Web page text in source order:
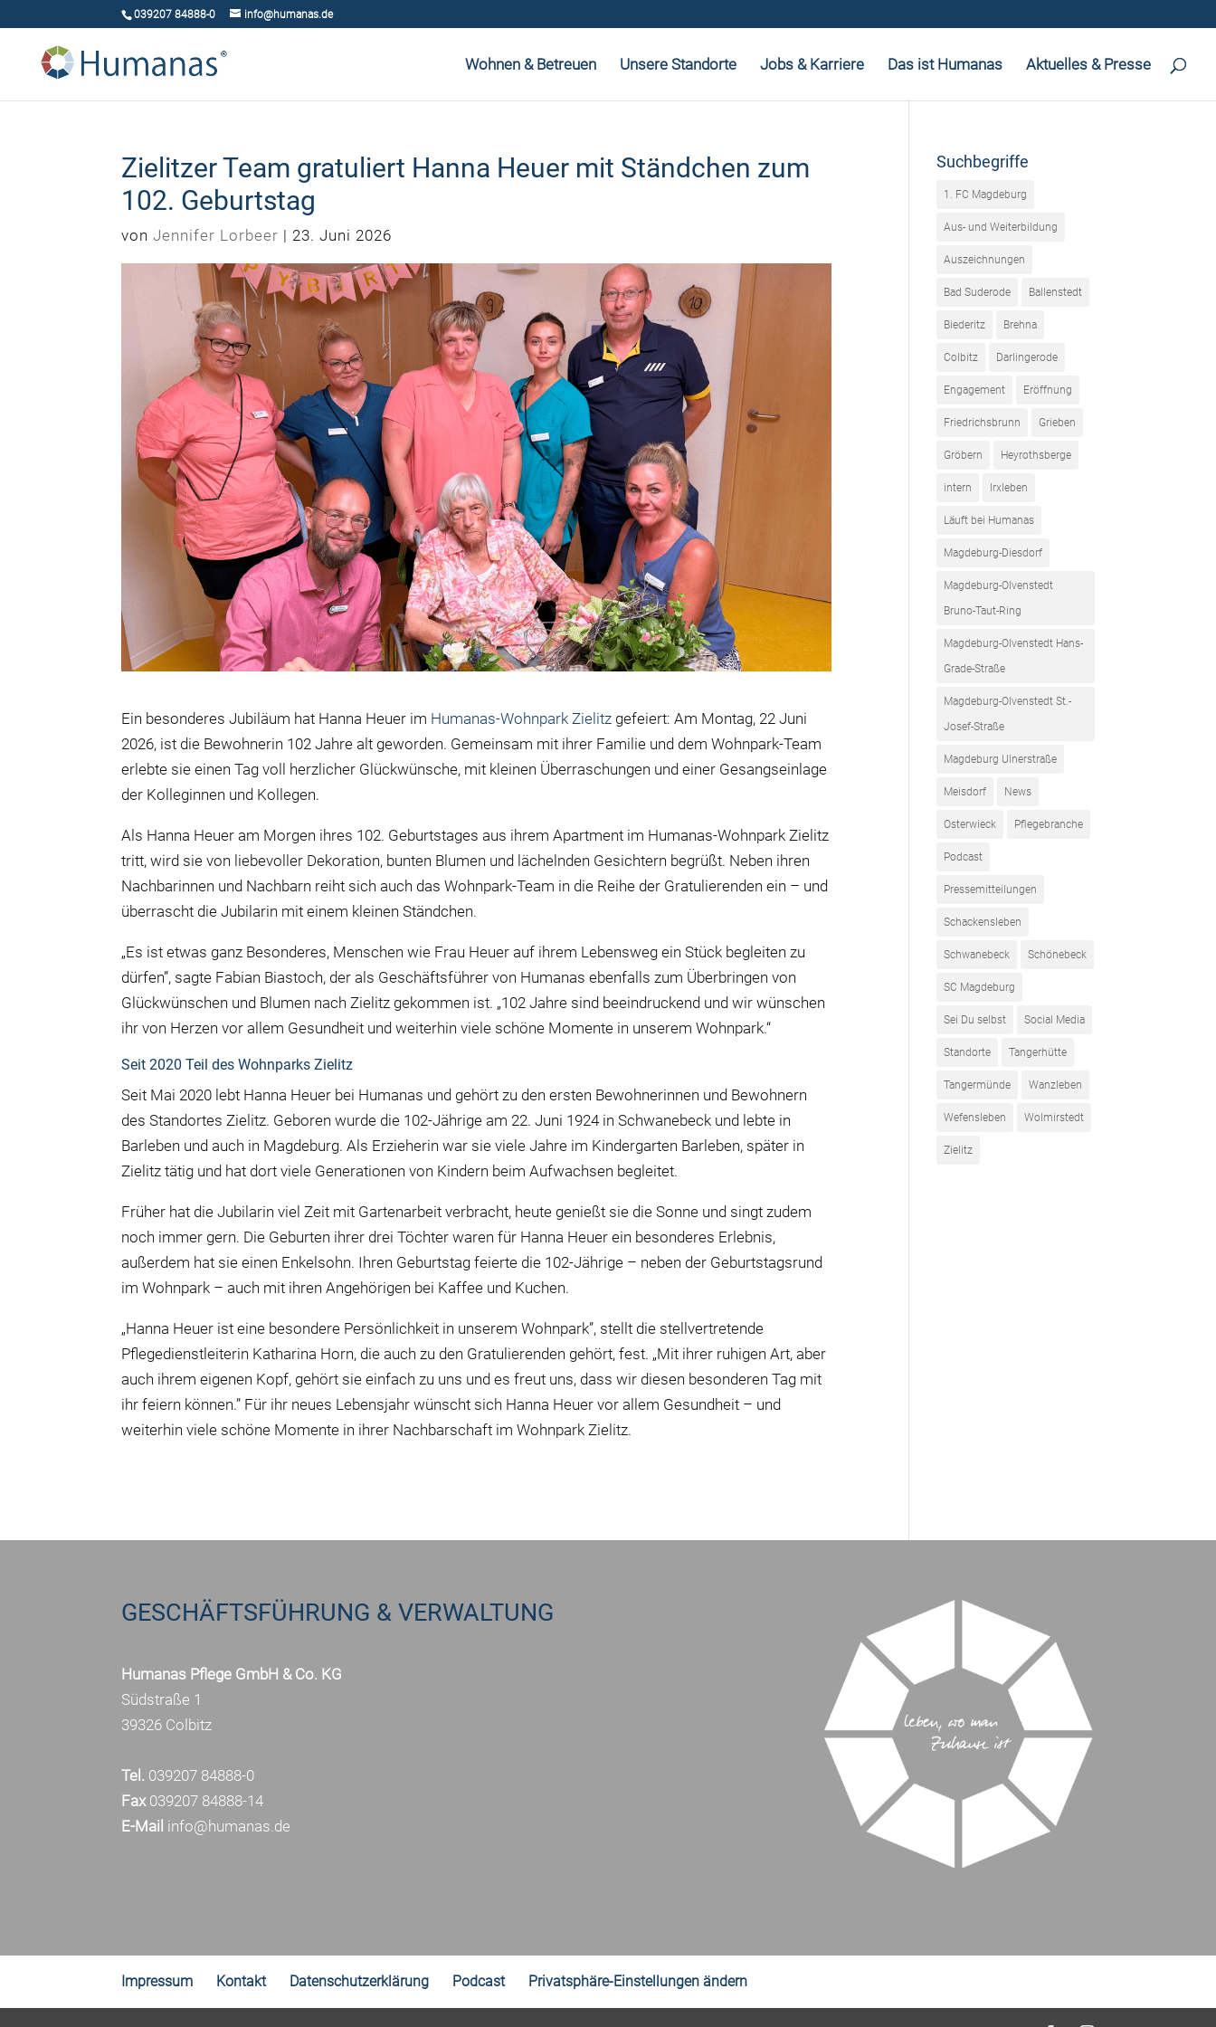
039207 84888-0 info@humanas.de
Wohnen & Betreuen Unsere Standorte Jobs & Karriere Das ist Humanas Aktuelles & Presse
Zielitzer Team gratuliert Hanna Heuer mit Ständchen zum
102. Geburtstag
vonJennifer Lorbeer | 23. Juni 2026
Ein besonderes Jubiläum hat Hanna Heuer im Humanas-Wohnpark Zielitz gefeiert: Am Montag, 22 Juni
2026, ist die Bewohnerin 102 Jahre alt geworden. Gemeinsam mit ihrer Familie und dem Wohnpark-Team
erlebte sie einen Tag voll herzlicher Glückwünsche, mit kleinen Überraschungen und einer Gesangseinlage
der Kolleginnen und Kollegen.
Als Hanna Heuer am Morgen ihres 102. Geburtstages aus ihrem Apartment im Humanas-Wohnpark Zielitz
tritt, wird sie von liebevoller Dekoration, bunten Blumen und lächelnden Gesichtern begrüßt. Neben ihren
Nachbarinnen und Nachbarn reiht sich auch das Wohnpark-Team in die Reihe der Gratulierenden ein – und
überrascht die Jubilarin mit einem kleinen Ständchen.
„Es ist etwas ganz Besonderes, Menschen wie Frau Heuer auf ihrem Lebensweg ein Stück begleiten zu
dürfen”, sagte Fabian Biastoch, der als Geschäftsführer von Humanas ebenfalls zum Überbringen von
Glückwünschen und Blumen nach Zielitz gekommen ist. „102 Jahre sind beeindruckend und wir wünschen
ihr von Herzen vor allem Gesundheit und weiterhin viele schöne Momente in unserem Wohnpark.“
Seit 2020 Teil des Wohnparks Zielitz
Seit Mai 2020 lebt Hanna Heuer bei Humanas und gehört zu den ersten Bewohnerinnen und Bewohnern
des Standortes Zielitz. Geboren wurde die 102-Jährige am 22. Juni 1924 in Schwanebeck und lebte in
Barleben und auch in Magdeburg. Als Erzieherin war sie viele Jahre im Kindergarten Barleben, später in
Zielitz tätig und hat dort viele Generationen von Kindern beim Aufwachsen begleitet.
Früher hat die Jubilarin viel Zeit mit Gartenarbeit verbracht, heute genießt sie die Sonne und singt zudem
noch immer gern. Die Geburten ihrer drei Töchter waren für Hanna Heuer ein besonderes Erlebnis,
außerdem hat sie einen Enkelsohn. Ihren Geburtstag feierte die 102-Jährige – neben der Geburtstagsrund
im Wohnpark – auch mit ihren Angehörigen bei Kaffee und Kuchen.
„Hanna Heuer ist eine besondere Persönlichkeit in unserem Wohnpark”, stellt die stellvertretende
Pflegedienstleiterin Katharina Horn, die auch zu den Gratulierenden gehört, fest. „Mit ihrer ruhigen Art, aber
auch ihrem eigenen Kopf, gehört sie einfach zu uns und es freut uns, dass wir diesen besonderen Tag mit
ihr feiern können.” Für ihr neues Lebensjahr wünscht sich Hanna Heuer vor allem Gesundheit – und
weiterhin viele schöne Momente in ihrer Nachbarschaft im Wohnpark Zielitz.
Suchbegriffe
1. FC Magdeburg
Aus- und Weiterbildung
Auszeichnungen
Bad Suderode Ballenstedt
Biederitz Brehna
Colbitz Darlingerode
Engagement Eröffnung
Friedrichsbrunn Grieben
Gröbern Heyrothsberge
intern Irxleben
Läuft bei Humanas
Magdeburg-Diesdorf
Magdeburg-Olvenstedt
Bruno-Taut-Ring
Magdeburg-Olvenstedt Hans-
Grade-Straße
Magdeburg-Olvenstedt St.-
Josef-Straße
Magdeburg Ulnerstraße
Meisdorf News
Osterwieck Pflegebranche
Podcast
Pressemitteilungen
Schackensleben
Schwanebeck Schönebeck
SC Magdeburg
Sei Du selbst Social Media
Standorte Tangerhütte
Tangermünde Wanzleben
Wefensleben Wolmirstedt
Zielitz
GESCHÄFTSFÜHRUNG & VERWALTUNG
Humanas Pflege GmbH & Co. KG
Südstraße 1
39326 Colbitz
Tel. 039207 84888-0
Fax039207 84888-14
E-Mail info@humanas.de
Impressum Kontakt Datenschutzerklärung Podcast Privatsphäre-Einstellungen ändern